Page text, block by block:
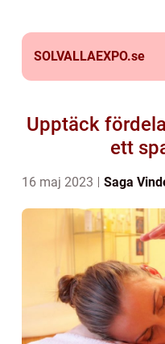
SOLVALLAEXPO.se
Upptäck
ett
16 maj 2023 Saga